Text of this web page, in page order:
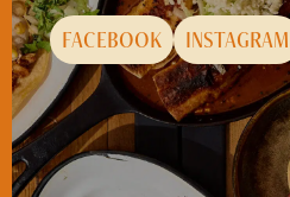
FACEBOOK
INSTAGRAM